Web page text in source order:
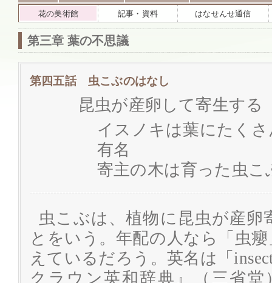
花の美術館 記事・資料 はなせんせ通信
第三章 葉の不思議
第四五話 虫こぶのはなし
昆虫が産卵して寄生する
イスノキは葉にたく
有名
寄主の木は育った虫
虫こぶは、植物に昆虫が産
とをいう。年配の人なら「虫
えているだろう。英名は「
クラウン英和辞典』（三省